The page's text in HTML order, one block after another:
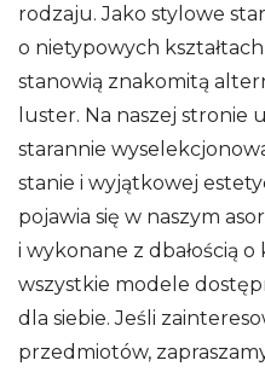
rodzaju. Jako stylowe
o nietypowych
stanowią znakomitą
luster. Na naszej stronie
starannie
stanie i wyjątkowej
pojawia się w naszym
i wykonane z dbałością
wszystkie modele
dla siebie. Jeśli
przedmiotów,